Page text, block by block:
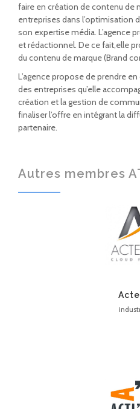
faire en création de contenu de
entreprises dans l’optimisation
son expertise média. L’agence
et rédactionnel. De ce fait,elle
du contenu de marque (Brand
L’agence propose de prendre
des entreprises qu’elle
création et la gestion de
finaliser l’offre en intégrant la
partenaire.
Autres membres